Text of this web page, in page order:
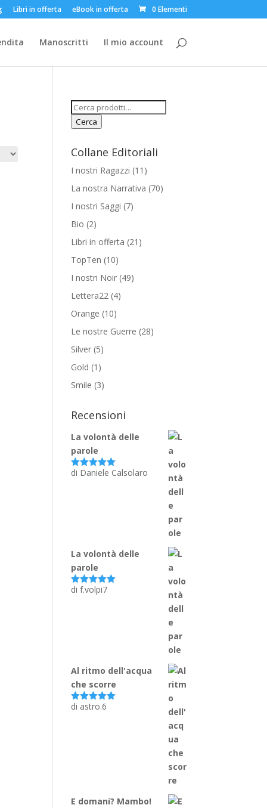
Libri in offerta eBook in offerta 0 Elementi
Manoscritti Il mio account
Cerca:
Cerca
Collane Editoriali
I nostri Ragazzi (11)
La nostra Narrativa (70)
I nostri Saggi (7)
Bio (2)
Libri in offerta (21)
TopTen (10)
I nostri Noir (49)
Lettera22 (4)
Orange (10)
Le nostre Guerre (28)
Silver (5)
Gold (1)
Smile (3)
Recensioni
La volontà delle
parole
Valutato5
di Daniele Calsolaro
La volontà delle
parole
Valutato 5
di f.volpi7
Al ritmo dell'acqua
che scorre
Valutato5
di astro.6
E domani? Mambo!